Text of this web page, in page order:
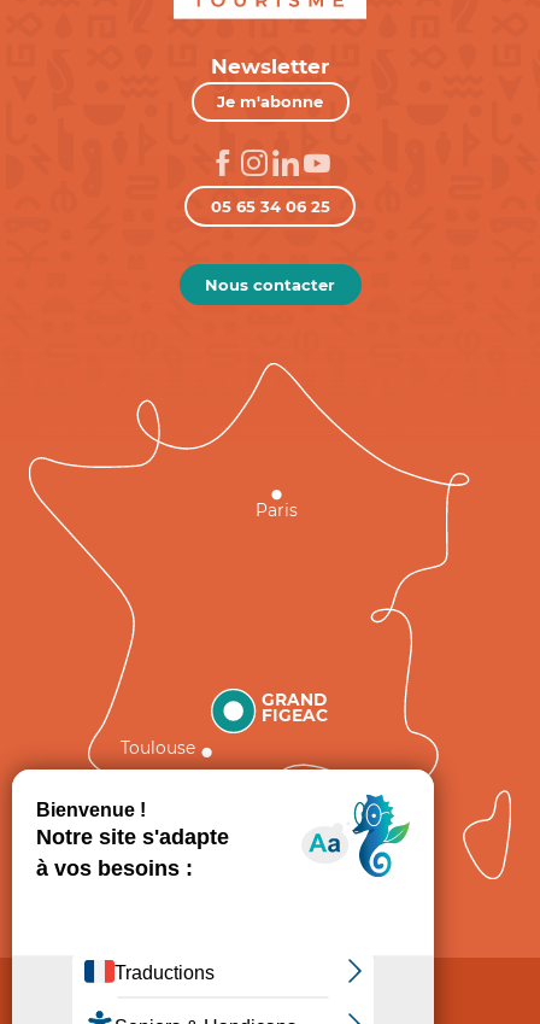
Newsletter
Je m'abonne
05 65 34 06 25
Nous contacter
GRAND
FIGEAC
Toulouse
Paris
Politique de Protection des données